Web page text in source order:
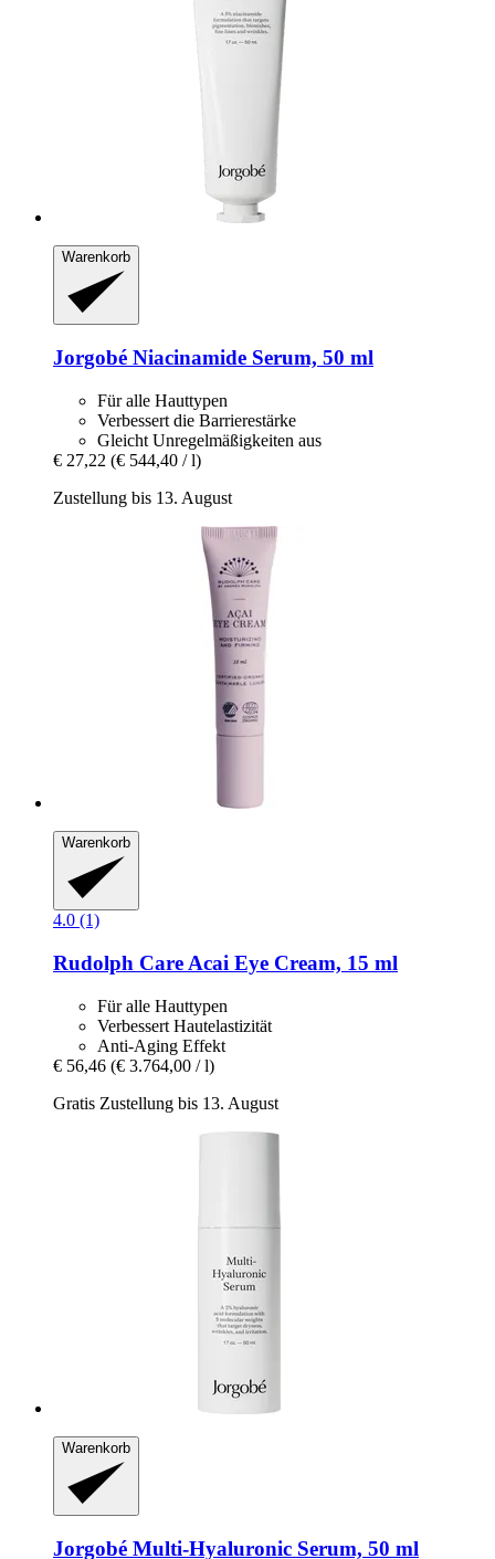
Warenkorb
Jorgobé Niacinamide Serum, 50 ml
Für alle Hauttypen
Verbessert die Barrierestärke
Gleicht Unregelmäßigkeiten aus
€ 27,22 (€ 544,40 / l)
Zustellung bis 13. August
Warenkorb
4.0 (1)
Rudolph Care Acai Eye Cream, 15 ml
Für alle Hauttypen
Verbessert Hautelastizität
Anti-Aging Effekt
€ 56,46 (€ 3.764,00 / l)
Gratis Zustellung bis 13. August
Warenkorb
Jorgobé Multi-​Hyaluronic Serum, 50 ml